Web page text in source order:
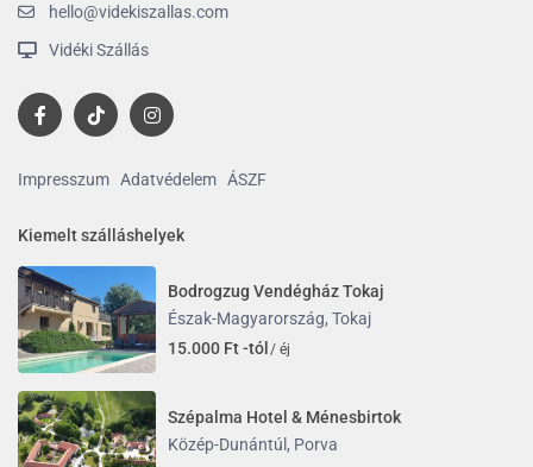
hello@videkiszallas.com
Vidéki Szállás
Impresszum Adatvédelem ÁSZF
Kiemelt szálláshelyek
Bodrogzug Vendégház Tokaj
Észak-Magyarország, Tokaj
15.000 Ft -tól / éj
Szépalma Hotel & Ménesbirtok
Közép-Dunántúl , Porva